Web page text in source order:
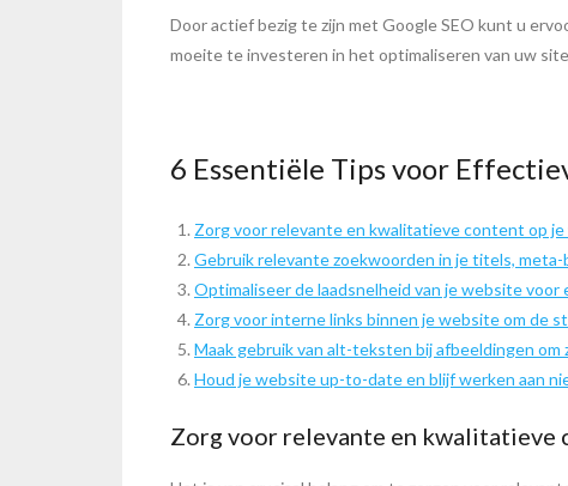
Door actief bezig te zijn met Google SEO kunt u
moeite te investeren in het optimaliseren van uw
6 Essentiële Tips voor
Zorg voor relevante en kwalitatieve content op
Gebruik relevante zoekwoorden in je titels,
Optimaliseer de laadsnelheid van je website
Zorg voor interne links binnen je website om de
Maak gebruik van alt-teksten bij afbeeldingen
Houd je website up-to-date en blijf werken aan
Zorg voor relevante en kwalitatieve